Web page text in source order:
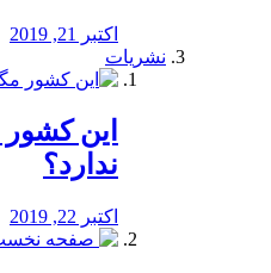
اکتبر 21, 2019
نشریات
این
ندارد؟
اکتبر 22, 2019